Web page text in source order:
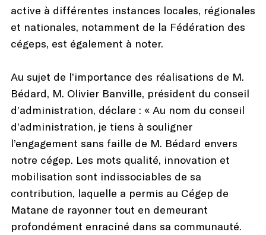
active à différentes instances locales, régionales
et nationales, notamment de la Fédération des
cégeps, est également à noter.
Au sujet de l’importance des réalisations de M.
Bédard, M. Olivier Banville, président du conseil
d’administration, déclare : « Au nom du conseil
d’administration, je tiens à souligner
l’engagement sans faille de M. Bédard envers
notre cégep. Les mots qualité, innovation et
mobilisation sont indissociables de sa
contribution, laquelle a permis au Cégep de
Matane de rayonner tout en demeurant
profondément enraciné dans sa communauté.